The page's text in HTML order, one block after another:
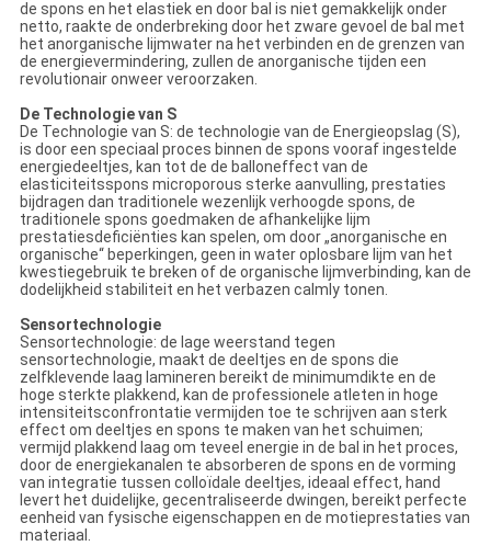
de spons en het elastiek en door bal is niet gemakkelijk onder
netto, raakte de onderbreking door het zware gevoel de bal met
het anorganische lijmwater na het verbinden en de grenzen van
de energievermindering, zullen de anorganische tijden een
revolutionair onweer veroorzaken.
De Technologie van S
De Technologie van S: de technologie van de Energieopslag (S),
is door een speciaal proces binnen de spons vooraf ingestelde
energiedeeltjes, kan tot de de balloneffect van de
elasticiteitsspons microporous sterke aanvulling, prestaties
bijdragen dan traditionele wezenlijk verhoogde spons, de
traditionele spons goedmaken de afhankelijke lijm
prestatiesdeficiënties kan spelen, om door „anorganische en
organische“ beperkingen, geen in water oplosbare lijm van het
kwestiegebruik te breken of de organische lijmverbinding, kan de
dodelijkheid stabiliteit en het verbazen calmly tonen.
Sensortechnologie
Sensortechnologie: de lage weerstand tegen
sensortechnologie, maakt de deeltjes en de spons die
zelfklevende laag lamineren bereikt de minimumdikte en de
hoge sterkte plakkend, kan de professionele atleten in hoge
intensiteitsconfrontatie vermijden toe te schrijven aan sterk
effect om deeltjes en spons te maken van het schuimen;
vermijd plakkend laag om teveel energie in de bal in het proces,
door de energiekanalen te absorberen de spons en de vorming
van integratie tussen colloïdale deeltjes, ideaal effect, hand
levert het duidelijke, gecentraliseerde dwingen, bereikt perfecte
eenheid van fysische eigenschappen en de motieprestaties van
materiaal.